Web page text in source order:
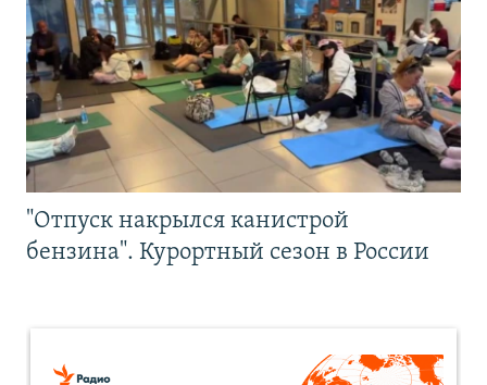
"Отпуск накрылся канистрой
бензина". Курортный сезон в России